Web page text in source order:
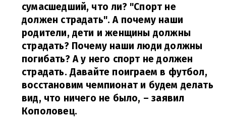
сумасшедший, что ли? "Спорт не
должен страдать". А почему наши
родители, дети и женщины должны
страдать? Почему наши люди должны
погибать? А у него спорт не должен
страдать. Давайте поиграем в футбол,
восстановим чемпионат и будем делать
вид, что ничего не было, – заявил
Кополовец.